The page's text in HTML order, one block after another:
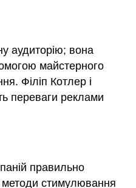
аудиторію; вона
майстерного
Філіп Котлер і
переваги реклами
правильно
методи стимулювання